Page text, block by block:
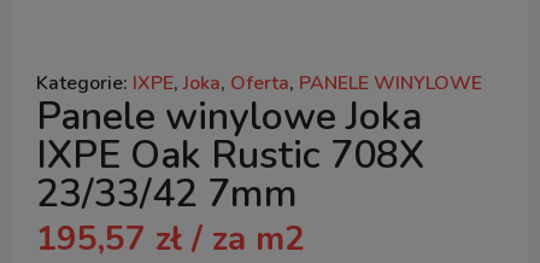
Kategorie: IXPE,Joka, Oferta, PANELE WINYLOWE
Panele winylowe Joka
IXPE Oak Rustic 708X
23/33/42 7mm
195,57 zł / za m2